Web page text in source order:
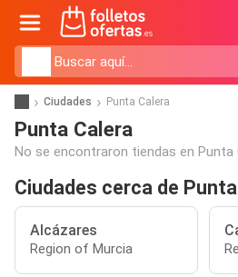
Ciudades Punta Calera
Punta Calera
No se encontraron tiendas en Punta
Ciudades cerca de
Alcázares
Region of Murcia